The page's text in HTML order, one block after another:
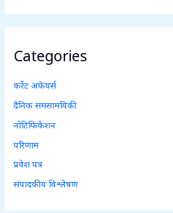
Categories
करेंट अफेयर्स
दैनिक समसामयिकी
नोटिफिकेशन
परिणाम
प्रवेश पत्र
संपादकीय विश्लेषण